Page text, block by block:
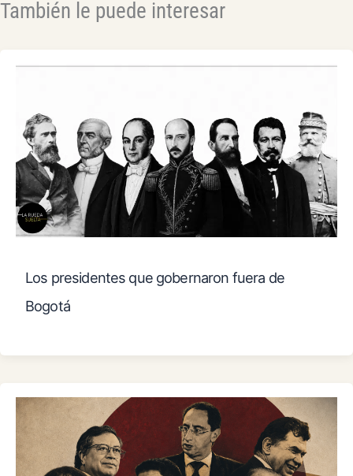
También le puede interesar
Los presidentes que gobernaron fuera de
Bogotá